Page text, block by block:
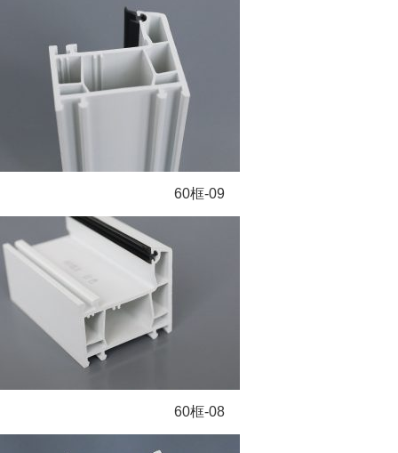
60框-09
60框-08